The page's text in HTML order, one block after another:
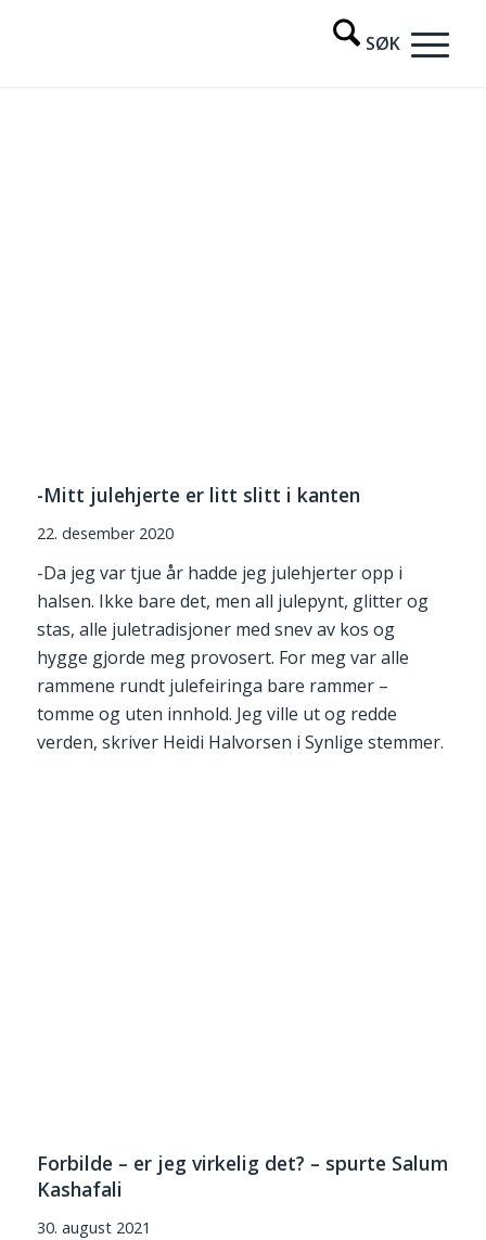
-Mitt julehjerte er litt slitt i kanten
22. desember 2020
-Da jeg var tjue år hadde jeg julehjerter opp i
halsen. Ikke bare det, men all julepynt, glitter og
stas, alle juletradisjoner med snev av kos og
hygge gjorde meg provosert. For meg var alle
rammene rundt julefeiringa bare rammer –
tomme og uten innhold. Jeg ville ut og redde
verden, skriver Heidi Halvorsen i Synlige stemmer.
Forbilde – er jeg virkelig det? – spurte Salum
Kashafali
30. august 2021